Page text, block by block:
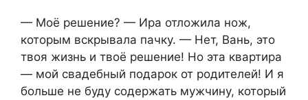
— Моё решение? — Ира отложила нож,
которым вскрывала пачку. — Нет, Вань, это
твоя жизнь и твоё решение! Но эта квартира
— мой свадебный подарок от родителей! И я
больше не буду содержать мужчину, который